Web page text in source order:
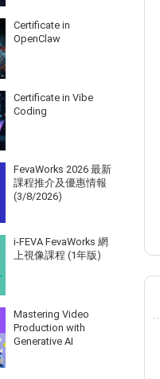
Certificate in
OpenClaw
Certificate in Vibe
Coding
FevaWorks 2026 最新
課程推介及優惠情報
(3/8/2026)
i-FEVA FevaWorks 網
上視像課程 (1年版)
Mastering Video
Production with
Generative AI